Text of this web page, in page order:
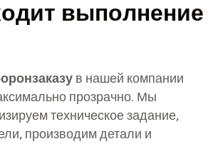
одит выполнение
в нашей компании
прозрачно. Мы
техническое задание,
производим детали и